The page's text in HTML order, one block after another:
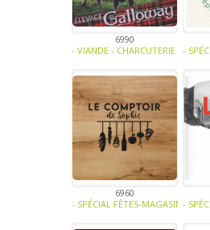
6990
- VIANDE - CHARCUTERIE --
6960
- SPÉCIAL FÊTES-MAGASINS ET
-